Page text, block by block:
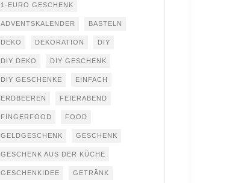
1-EURO GESCHENK
ADVENTSKALENDER BASTELN
DEKO DEKORATION DIY
DIY DEKO DIY GESCHENK
DIY GESCHENKE EINFACH
ERDBEEREN FEIERABEND
FINGERFOOD FOOD
GELDGESCHENK GESCHENK
GESCHENK AUS DER KÜCHE
GESCHENKIDEE GETRÄNK